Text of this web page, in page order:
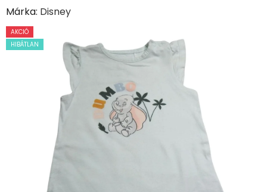
Márka: Disney
AKCIÓ
HIBÁTLAN